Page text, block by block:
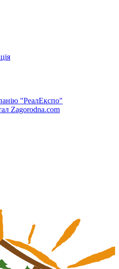
"РеалЕкспо"
Zagorodna.com